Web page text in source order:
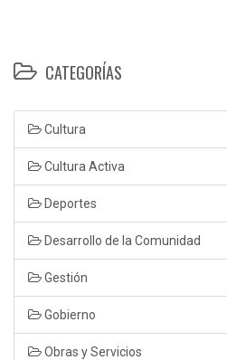
CATEGORÍAS
Cultura
Cultura Activa
Deportes
Desarrollo de la Comunidad
Gestión
Gobierno
Obras y Servicios